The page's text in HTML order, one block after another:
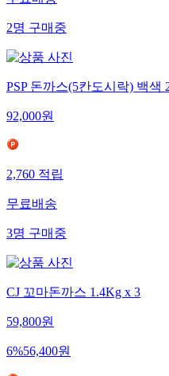
무료배송
2명구매중
PSP 돈까스(5칸도시락) 백
92,000원
2,760적립
무료배송
3명구매중
CJ 꼬마돈까스 1.4Kg x 3
59,800원
6%56,400원